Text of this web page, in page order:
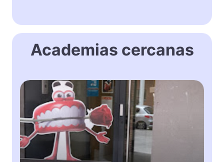
Academias cercanas
C
t
r
e
d